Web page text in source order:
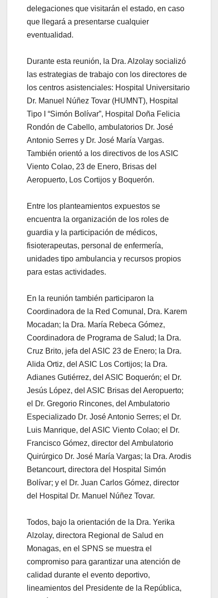
delegaciones que visitarán el estado, en caso
que llegará a presentarse cualquier
eventualidad.
Durante esta reunión, la Dra. Alzolay socializó
las estrategias de trabajo con los directores de
los centros asistenciales: Hospital Universitario
Dr. Manuel Núñez Tovar (HUMNT), Hospital
Tipo I “Simón Bolívar”, Hospital Doña Felicia
Rondón de Cabello, ambulatorios Dr. José
Antonio Serres y Dr. José María Vargas.
También orientó a los directivos de los ASIC
Viento Colao, 23 de Enero, Brisas del
Aeropuerto, Los Cortijos y Boquerón.
Entre los planteamientos expuestos se
encuentra la organización de los roles de
guardia y la participación de médicos,
fisioterapeutas, personal de enfermería,
unidades tipo ambulancia y recursos propios
para estas actividades.
En la reunión también participaron la
Coordinadora de la Red Comunal, Dra. Karem
Mocadan; la Dra. María Rebeca Gómez,
Coordinadora de Programa de Salud; la Dra.
Cruz Brito, jefa del ASIC 23 de Enero; la Dra.
Alida Ortiz, del ASIC Los Cortijos; la Dra.
Adianes Gutiérrez, del ASIC Boquerón; el Dr.
Jesús López, del ASIC Brisas del Aeropuerto;
el Dr. Gregorio Rincones, del Ambulatorio
Especializado Dr. José Antonio Serres; el Dr.
Luis Manrique, del ASIC Viento Colao; el Dr.
Francisco Gómez, director del Ambulatorio
Quirúrgico Dr. José María Vargas; la Dra. Arodis
Betancourt, directora del Hospital Simón
Bolívar; y el Dr. Juan Carlos Gómez, director
del Hospital Dr. Manuel Núñez Tovar.
Todos, bajo la orientación de la Dra. Yerika
Alzolay, directora Regional de Salud en
Monagas, en el SPNS se muestra el
compromiso para garantizar una atención de
calidad durante el evento deportivo,
lineamientos del Presidente de la República,